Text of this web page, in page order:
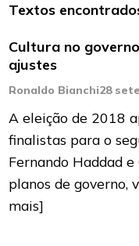
Textos
Cultura no
ajustes
Ronaldo Bianchi28
A eleição de 2018
finalistas para o
Fernando Haddad e
planos de governo,
mais]